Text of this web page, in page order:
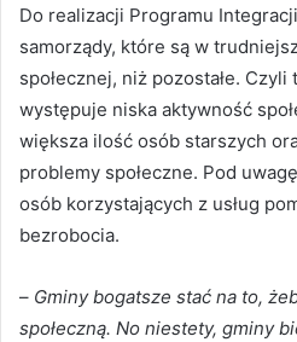
Do realizacji Programu
samorządy, które są w
społecznej, niż pozostałe.
występuje niska aktywność
większa ilość osób starszych
problemy społeczne. Pod
osób korzystających z usług
bezrobocia.
– Gminy bogatsze stać na to,
społeczną. No niestety, gminy